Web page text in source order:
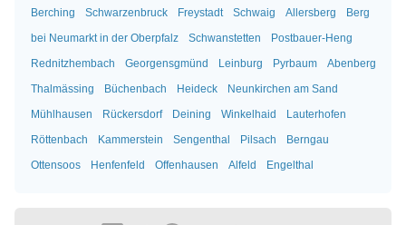
Berching
Schwarzenbruck Freystadt Schwaig Allersberg
Berg
bei Neumarkt in der Oberpfalz
Schwanstetten
Postbauer-Heng
Rednitzhembach
Georgensgmünd Leinburg Pyrbaum
Abenberg
Thalmässing
Büchenbach Heideck
Neunkirchen am Sand
Mühlhausen
Rückersdorf Deining Winkelhaid
Lauterhofen
Röttenbach
Kammerstein Sengenthal Pilsach
Berngau
Ottensoos
Henfenfeld Offenhausen Alfeld Engelthal